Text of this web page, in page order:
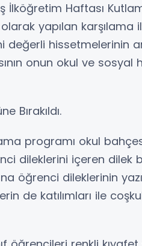
İlköğretim Haftası
yapılan
değerli hissetmelerinin
onun okul ve sosyal
Bırakıldı.
programı okul
dileklerini içeren dilek
öğrenci dileklerinin
de katılımları ile